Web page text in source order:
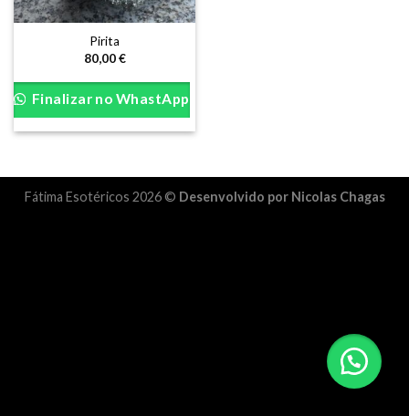
Pirita
80,00€
Finalizar no WhastApp
Fátima Esotéricos 2026 © Desenvolvido por Nicolas Chagas